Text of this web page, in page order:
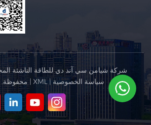
محفوظة.| XML |سياسة الخصوصية